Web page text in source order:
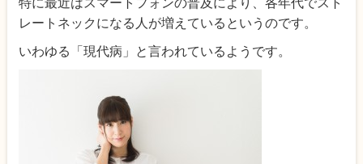
レートネックになる人が増えているというのです。
いわゆる「現代病」と言われているようです。